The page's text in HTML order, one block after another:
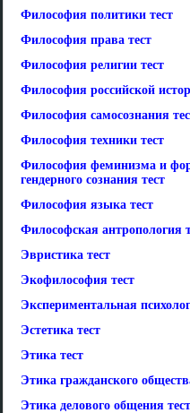
Философия политики тест
Философия права тест
Философия религии тест
Философия российской
Философия самосознания
Философия техники тест
Философия феминизма и
гендерного сознания тест
Философия языка тест
Философская антропология
Эвристика тест
Экофилософия тест
Экспериментальная
Эстетика тест
Этика тест
Этика гражданского
Этика делового общения тест